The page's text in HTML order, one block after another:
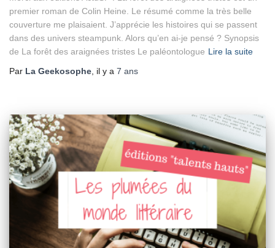
premier roman de Colin Heine. Le résumé comme la très belle
couverture me plaisaient. J’apprécie les histoires qui se passent
dans des univers steampunk. Alors qu’en ai-je pensé ? Synopsis
de La forêt des araignées tristes Le paléontologue Lire la suite
Par La Geekosophe, il y a 7 ans